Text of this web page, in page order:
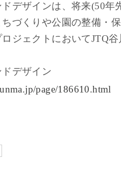
デザインは、将来(50年
づくりや公園の整備・
ジェクトにおいてJTQ
デザイン
page/186610.html